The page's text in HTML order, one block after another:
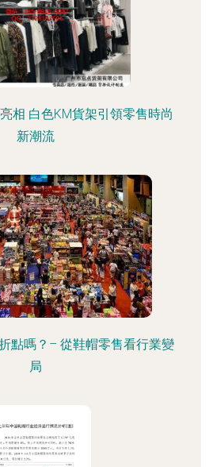
相 白色KM貨架引領零售時尚
新潮流
點嗎？– 從鞋帽零售看行業變
局